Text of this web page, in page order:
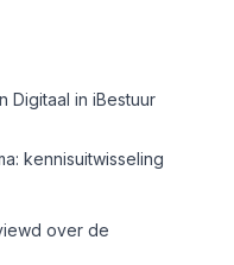
Digitaal in iBestuur
kennisuitwisseling
over de